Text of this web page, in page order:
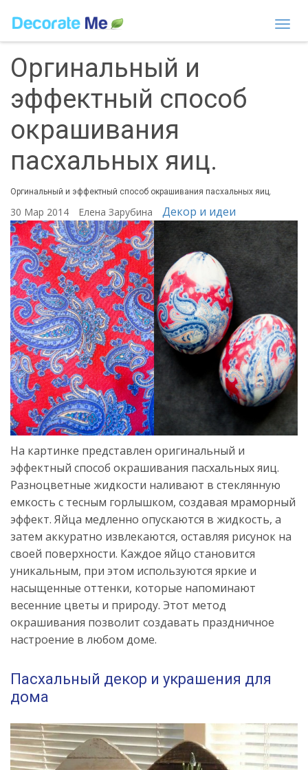
Оргинальный и
эффектный способ
окрашивания
пасхальных яиц.
Оргинальный и эффектный способ окрашивания пасхальных яиц.
30 Мар 2014 Елена Зарубина Декор и идеи
На картинке представлен оригинальный и
эффектный способ окрашивания пасхальных яиц.
Разноцветные жидкости наливают в стеклянную
емкость с тесным горлышком, создавая мраморный
эффект. Яйца медленно опускаются в жидкость, а
затем аккуратно извлекаются, оставляя рисунок на
своей поверхности. Каждое яйцо становится
уникальным, при этом используются яркие и
насыщенные оттенки, которые напоминают
весенние цветы и природу. Этот метод
окрашивания позволит создавать праздничное
настроение в любом доме.
Пасхальный декор и украшения для
дома